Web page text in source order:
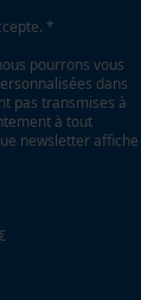
*
pourrons vous
dans
pas transmises à
à tout
newsletter affiche